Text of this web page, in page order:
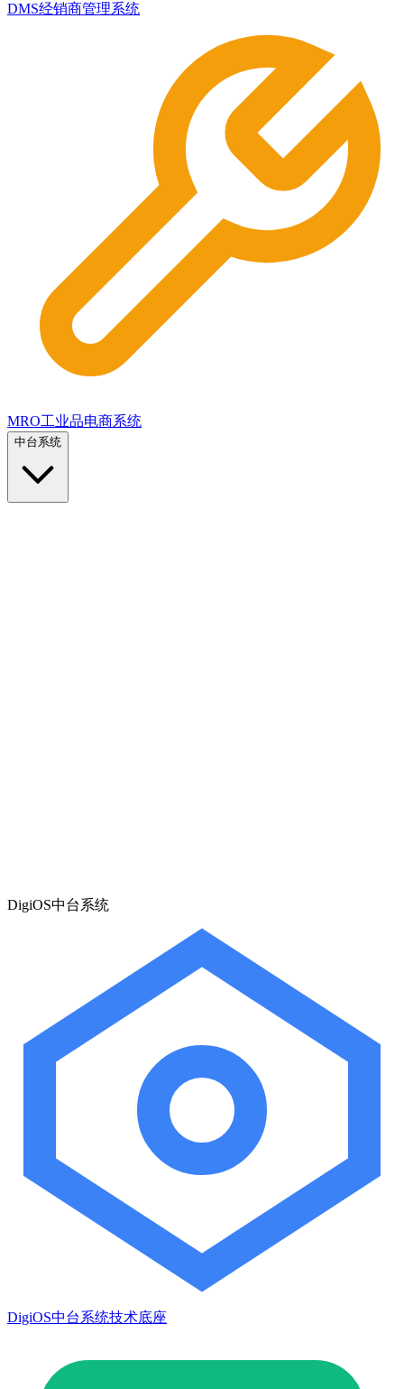
DMS经销商管理系统
MRO工业品电商系统
中台系统
DigiOS中台系统
DigiOS中台系统技术底座